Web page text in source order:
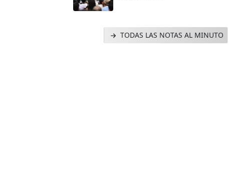
TODAS LAS NOTAS AL MINUTO